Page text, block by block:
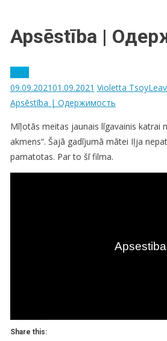
Apsēstība |
Sleja
09.09.202101.09.2021 Violetta Tsoy
Apsēstība | Одержимость
Mīļotās meitas jaunais līgavainis katrai
akmens“. Šajā gadījumā mātei Iļja
pamatotas. Par to šī filma.
Share this: